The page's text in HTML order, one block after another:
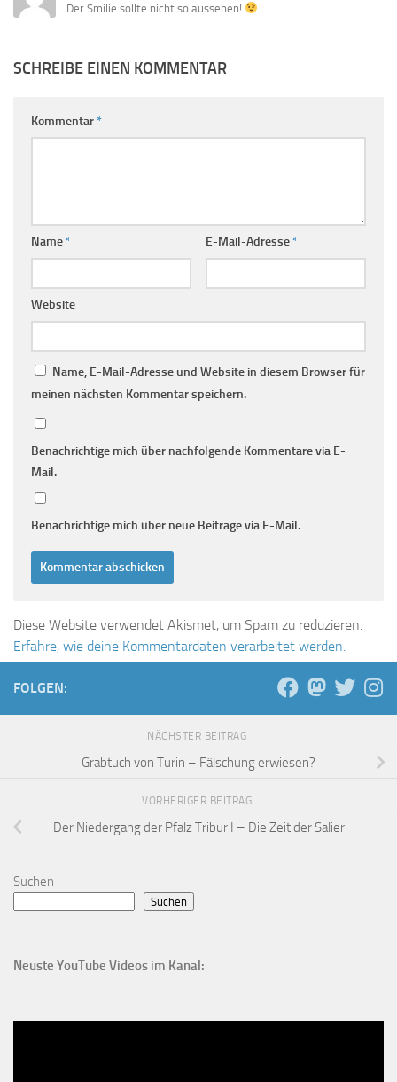
Der Smilie sollte nicht so aussehen!
SCHREIBE EINEN KOMMENTAR
Kommentar*
Name* E-Mail-Adresse*
Website
Name, E-Mail-Adresse und Website in diesem Browser für
meinen nächsten Kommentar speichern.
Benachrichtige mich über nachfolgende Kommentare via E-
Mail.
Benachrichtige mich über neue Beiträge via E-Mail.
Diese Website verwendet Akismet, um Spam zu reduzieren.
Erfahre, wie deine Kommentardaten verarbeitet werden.
FOLGEN:
NÄCHSTER BEITRAG
Grabtuch von Turin – Fälschung erwiesen?
VORHERIGER BEITRAG
Der Niedergang der Pfalz Tribur I – Die Zeit der Salier
Suchen
Suchen
Neuste YouTube Videos im Kanal: